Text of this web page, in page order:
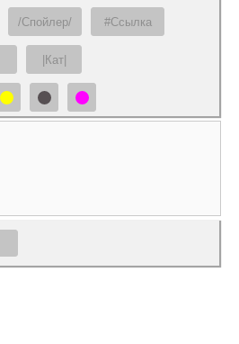
/Спойлер/ #Ссылка
|Кат|